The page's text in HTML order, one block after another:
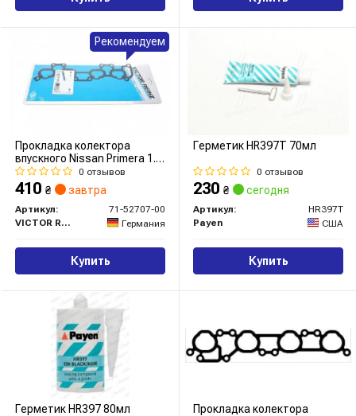
Прокладка колектора
впускного Nissan Primera 1.6
16V 90-01
0 отзывов
410 ₴ завтра
Артикул:
71-52707-00
VICTOR REINZ
Германия
Купить
Рекомендуем
Герметик HR397T 70мл
0 отзывов
230 ₴ сегодня
Артикул:
HR397T
Payen
США
Купить
Герметик HR397 80мл
Прокладка колектора